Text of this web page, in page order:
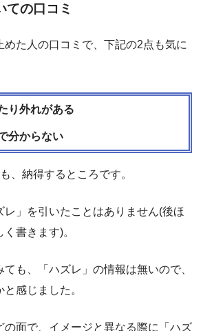
ての口コミ
めた人の口コミで、下記の2点も気に
り外れがある
分からない
、納得するところです。
レ」を引いたことはありません(後ほ
書きます)。
も、「ハズレ」の情報は無いので、
感じました。
の面で、イメージと異なる際に「ハズ